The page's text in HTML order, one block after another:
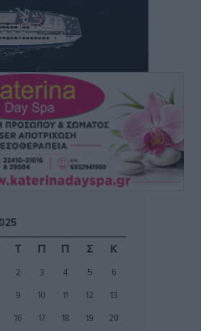
τιμές και στα νησιά μας – Γιατί
μπορεί να έρθει αποκλιμάκωση
2 ώρες
με drones σε 300 παραλίες
κατάληψης του αιγιαλού – Τα
2 ώρες
2 ώρες
10 Αυγούστου στο βοηθητικό
Τ Π Π Σ Κ
2 3 4 5
6
9 10 11 12
13
16 17 18 19
20